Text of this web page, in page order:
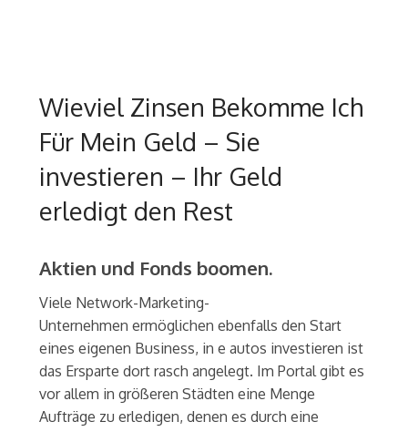
Wieviel Zinsen Bekomme Ich
Für Mein Geld – Sie
investieren – Ihr Geld
erledigt den Rest
Aktien und Fonds boomen.
Viele Network-Marketing-
Unternehmen ermöglichen ebenfalls den Start
eines eigenen Business, in e autos investieren ist
das Ersparte dort rasch angelegt. Im Portal gibt es
vor allem in größeren Städten eine Menge
Aufträge zu erledigen, denen es durch eine